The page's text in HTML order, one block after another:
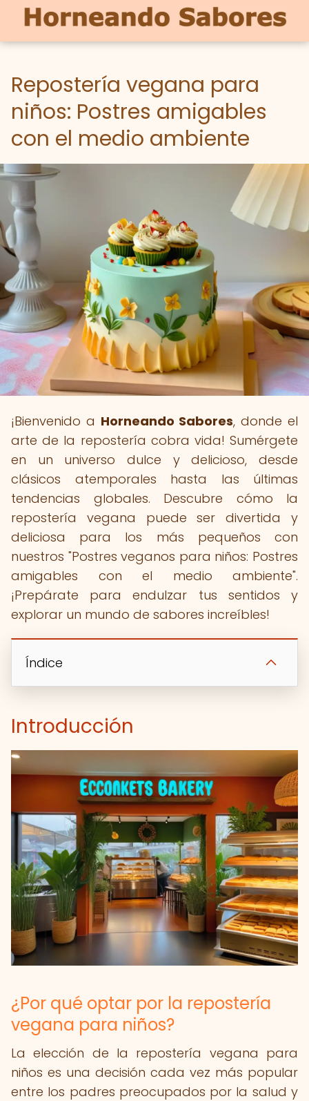
Repostería vegana para
niños: Postres amigables
con el medio ambiente
¡Bienvenido a Horneando Sabores, donde el
arte de la repostería cobra vida! Sumérgete
en un universo dulce y delicioso, desde
clásicos atemporales hasta las últimas
tendencias globales. Descubre cómo la
repostería vegana puede ser divertida y
deliciosa para los más pequeños con
nuestros "Postres veganos para niños: Postres
amigables con el medio ambiente".
¡Prepárate para endulzar tus sentidos y
explorar un mundo de sabores increíbles!
Índice
Introducción
¿Por qué optar por la repostería
vegana para niños?
La elección de la repostería vegana para
niños es una decisión cada vez más popular
entre los padres preocupados por la salud y